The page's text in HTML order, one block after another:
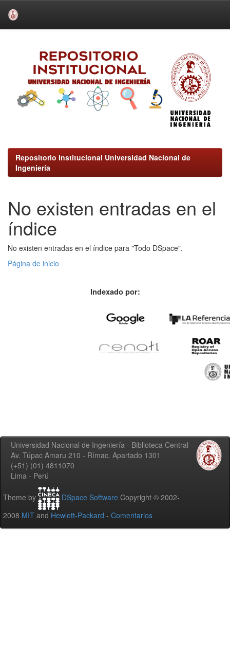
Repositorio Institucional Universidad Nacional de
Ingeniería
No existen entradas en el
índice
No existen entradas en el índice para "Todo DSpace".
Página de inicio
Indexado por:
Universidad Nacional de Ingeniería - Biblioteca Central
Av. Túpac Amaru 210 - Rímac. Apartado 1301
(+51) (01) 4811070
Lima - Perú
Theme by DSpace Software Copyright © 2002-
2008 MIT and Hewlett-Packard - Comentarios